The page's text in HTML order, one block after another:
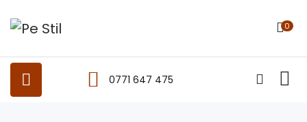
0
0771 647 475